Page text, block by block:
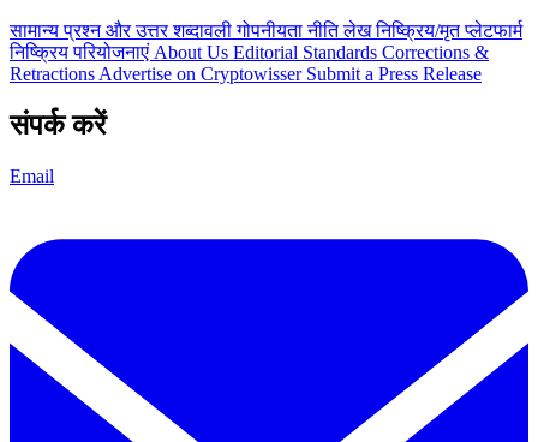
सामान्य प्रश्न और उत्तरशब्दावलीगोपनीयता नीतिलेखनिष्क्रिय/मृत प्लेटफार्म
निष्क्रिय परियोजनाएं About Us Editorial Standards Corrections &
Retractions Advertise on Cryptowisser Submit a Press Release
संपर्क करें
Email